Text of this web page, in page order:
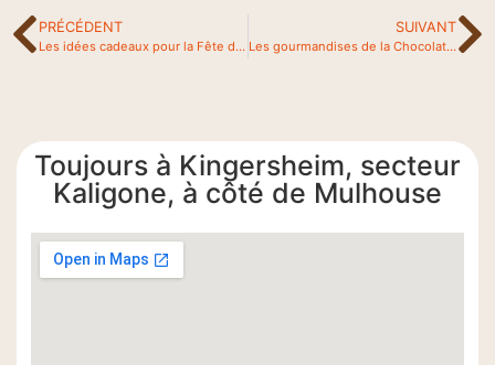
PRÉCÉDENT
Les idées cadeaux pour la Fête des mères chez Bruntz
SUIVANT
Les gourmandises de la Chocolaterie Bruntz
Toujours à Kingersheim, secteur
Kaligone, à côté de Mulhouse